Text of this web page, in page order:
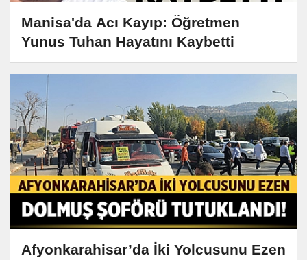
Manisa'da Acı Kayıp: Öğretmen
Yunus Tuhan Hayatını Kaybetti
Afyonkarahisar’da İki Yolcusunu Ezen